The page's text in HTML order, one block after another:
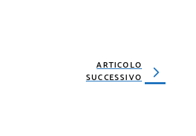
ARTICOLO
SUCCESSIVO